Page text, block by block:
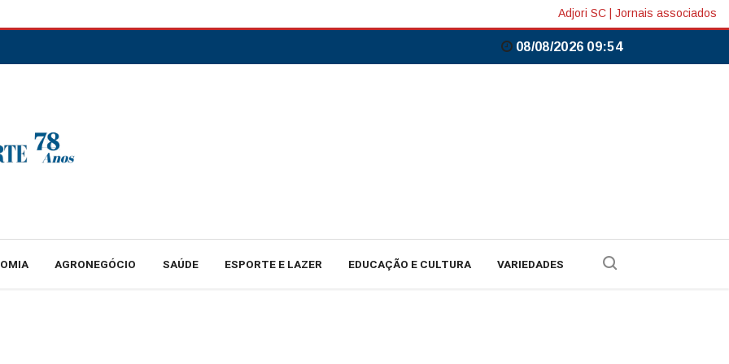
Adjori SC Jornais associados
08/08/2026 09:54
AGRONEGÓCIO SAÚDE ESPORTE E LAZER EDUCAÇÃO E CULTURA VARIEDADES